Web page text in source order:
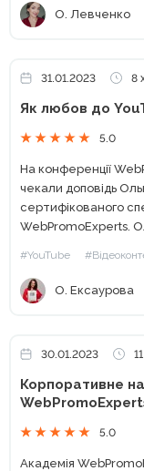
О. Левченко
31.01.2023 8
Як любов до
5.0
На конференції
чекали доповідь
сертифікованого
WebPromoExperts. Ольга створювала YouTube-канал
розробила освітню
YouTube» і була
#YouTube
О. Ексаурова
30.01.2023
Корпоративне
5.0
Академія